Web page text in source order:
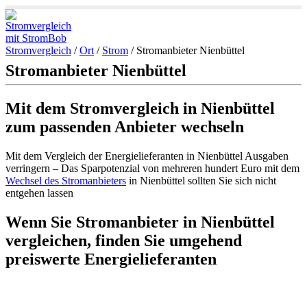
Stromvergleich /Ort / Strom / Stromanbieter Nienbüttel
Stromanbieter Nienbüttel
Mit dem Stromvergleich in Nienbüttel
zum passenden Anbieter wechseln
Mit dem Vergleich der Energielieferanten in Nienbüttel Ausgaben
verringern – Das Sparpotenzial von mehreren hundert Euro mit dem
Wechsel des Stromanbieters in Nienbüttel sollten Sie sich nicht
entgehen lassen
Wenn Sie Stromanbieter in Nienbüttel
vergleichen, finden Sie umgehend
preiswerte Energielieferanten